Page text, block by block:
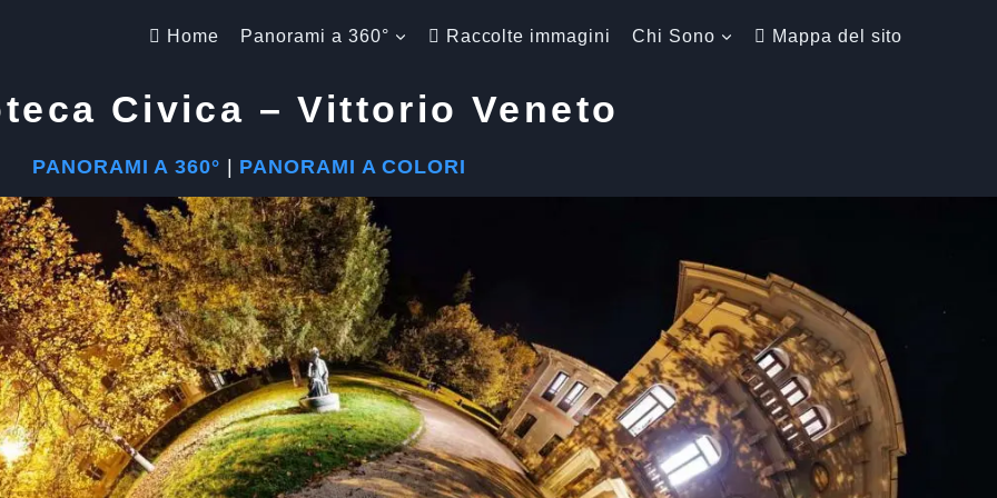
Home Panorami a 360° Raccolte immagini Chi Sono Mappa del sito
Civica – Vittorio Veneto
PANORAMI A 360° PANORAMI A COLORI